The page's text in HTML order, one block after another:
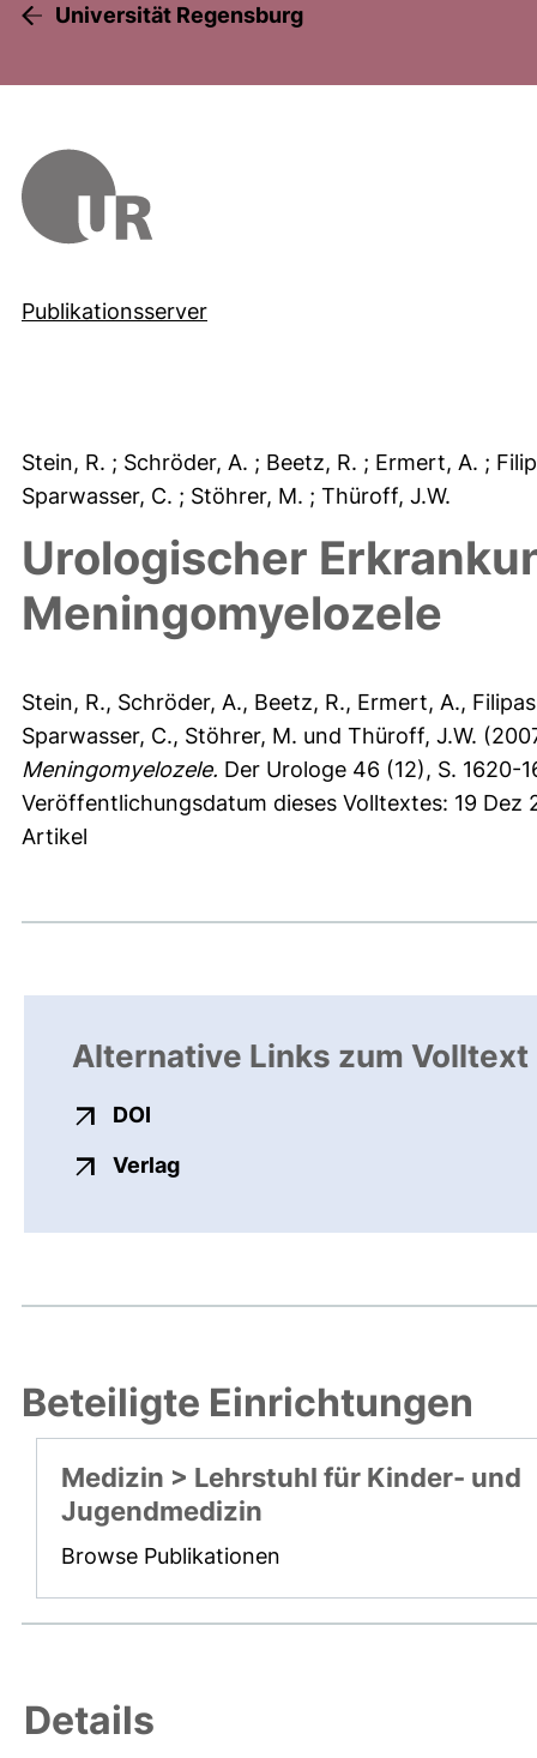
Universität Regensburg
Publikationsserver
Stein, R. ; Schröder, A. ; Beetz, R. ; Ermert, A. ;
Sparwasser, C. ; Stöhrer, M. ; Thüroff, J.W.
Urologischer
Meningomyelozele
Stein, R., Schröder, A., Beetz, R., Ermert, A.,
Sparwasser, C., Stöhrer, M. und Thüroff, J.W.
Meningomyelozele. Der Urologe 46 (12), S. 1620-
Veröffentlichungsdatum dieses Volltextes: 19 Dez
Artikel
Alternative Links zum Volltext
DOI
Verlagexterner Link, öffnet neues
Beteiligte Einrichtungen
Medizin > Lehrstuhl für Kinder- und
Jugendmedizin
Browse Publikationen
Details